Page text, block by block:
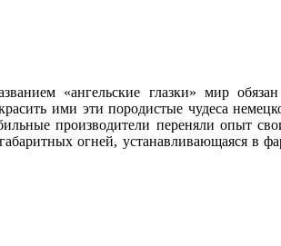
«ангельские глазки» мир
ими эти породистые чудеса
производители переняли опыт
огней, устанавливающаяся